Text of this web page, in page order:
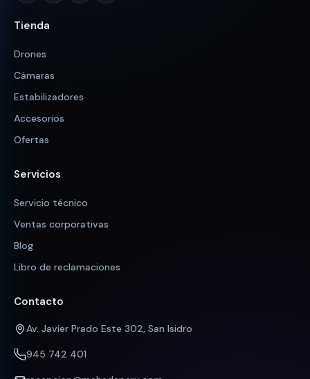
Tienda
Drones
Cámaras
Estabilizadores
Accesorios
Ofertas
Servicios
Servicio técnico
Ventas corporativas
Blog
Libro de reclamaciones
Contacto
Av. Javier Prado Este 302, San Isidro
945 742 401